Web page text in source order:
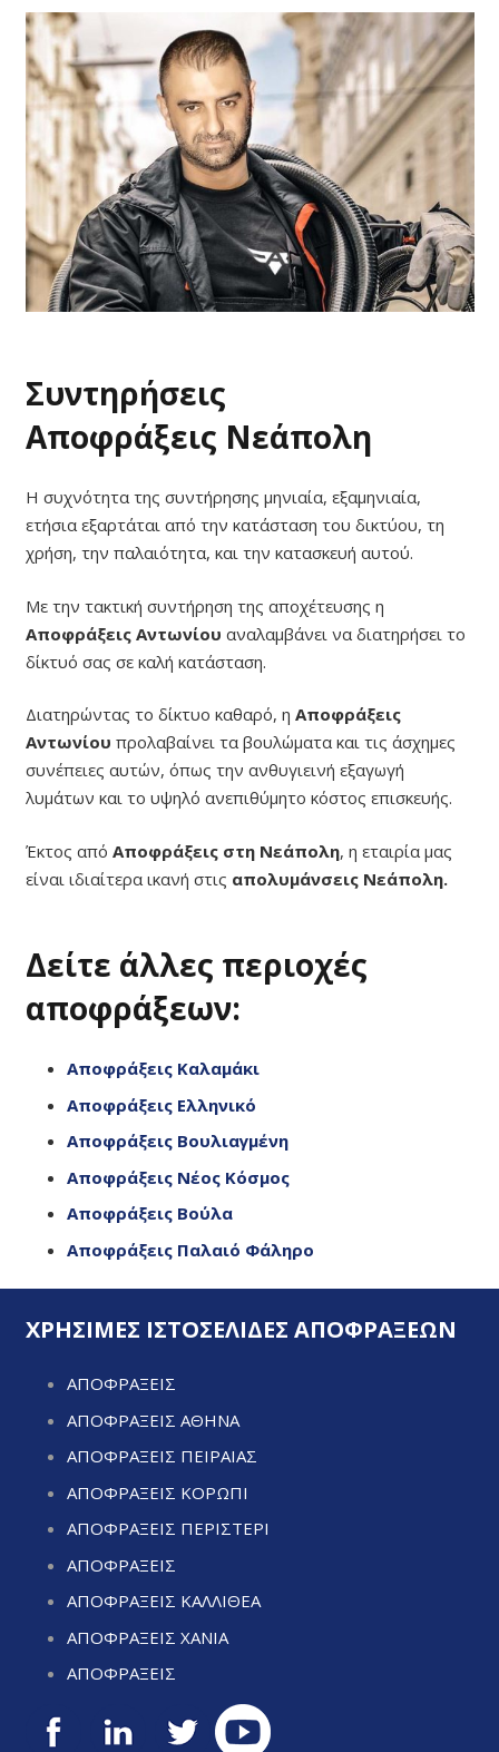
Συντηρήσεις
Αποφράξεις Νεάπολη
Η συχνότητα της συντήρησης μηνιαία, εξαμηνιαία,
ετήσια εξαρτάται από την κατάσταση του δικτύου, τη
χρήση, την παλαιότητα, και την κατασκευή αυτού.
Με την τακτική συντήρηση της αποχέτευσης η
Αποφράξεις Αντωνίου αναλαμβάνει να διατηρήσει το
δίκτυό σας σε καλή κατάσταση.
Διατηρώντας το δίκτυο καθαρό, η Αποφράξεις
Αντωνίου προλαβαίνει τα βουλώματα και τις άσχημες
συνέπειες αυτών, όπως την ανθυγιεινή εξαγωγή
λυμάτων και το υψηλό ανεπιθύμητο κόστος επισκευής.
Έκτος από Αποφράξεις στη Νεάπολη, η εταιρία μας
είναι ιδιαίτερα ικανή στις απολυμάνσεις Νεάπολη.
Δείτε άλλες περιοχές
αποφράξεων:
Αποφράξεις Καλαμάκι
Αποφράξεις Ελληνικό
Αποφράξεις Βουλιαγμένη
Αποφράξεις Νέος Κόσμος
Αποφράξεις Βούλα
Αποφράξεις Παλαιό Φάληρο
ΧΡΗΣΙΜΕΣ ΙΣΤΟΣΕΛΙΔΕΣ ΑΠΟΦΡΑΞΕΩΝ
ΑΠΟΦΡΑΞΕΙΣ
ΑΠΟΦΡΑΞΕΙΣ ΑΘΗΝΑ
ΑΠΟΦΡΑΞΕΙΣ ΠΕΙΡΑΙΑΣ
ΑΠΟΦΡΑΞΕΙΣ ΚΟΡΩΠΙ
ΑΠΟΦΡΑΞΕΙΣ ΠΕΡΙΣΤΕΡΙ
ΑΠΟΦΡΑΞΕΙΣ
ΑΠΟΦΡΑΞΕΙΣ ΚΑΛΛΙΘΕΑ
ΑΠΟΦΡΑΞΕΙΣ ΧΑΝΙΑ
ΑΠΟΦΡΑΞΕΙΣ